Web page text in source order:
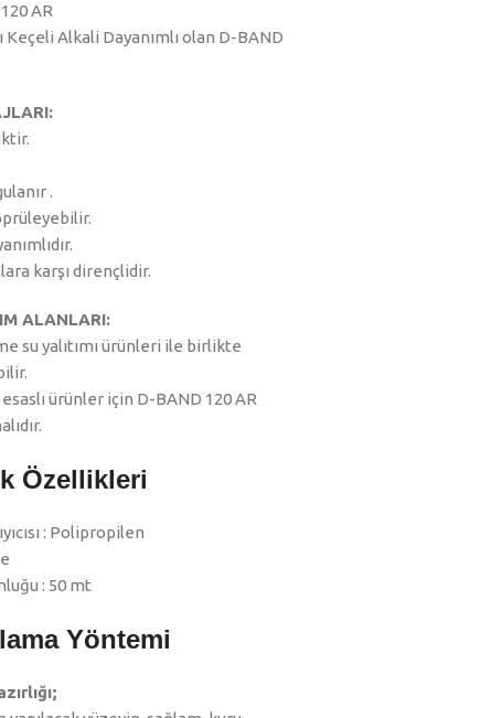
AR
Keçeli Alkali Dayanımlı olan D-BAND
.
karşı dirençlidir.
ALANLARI:
su yalıtımı ürünleri ile birlikte
ürünler için D-BAND 120 AR
Özellikleri
: Polipropilen
: 50 mt
Yöntemi